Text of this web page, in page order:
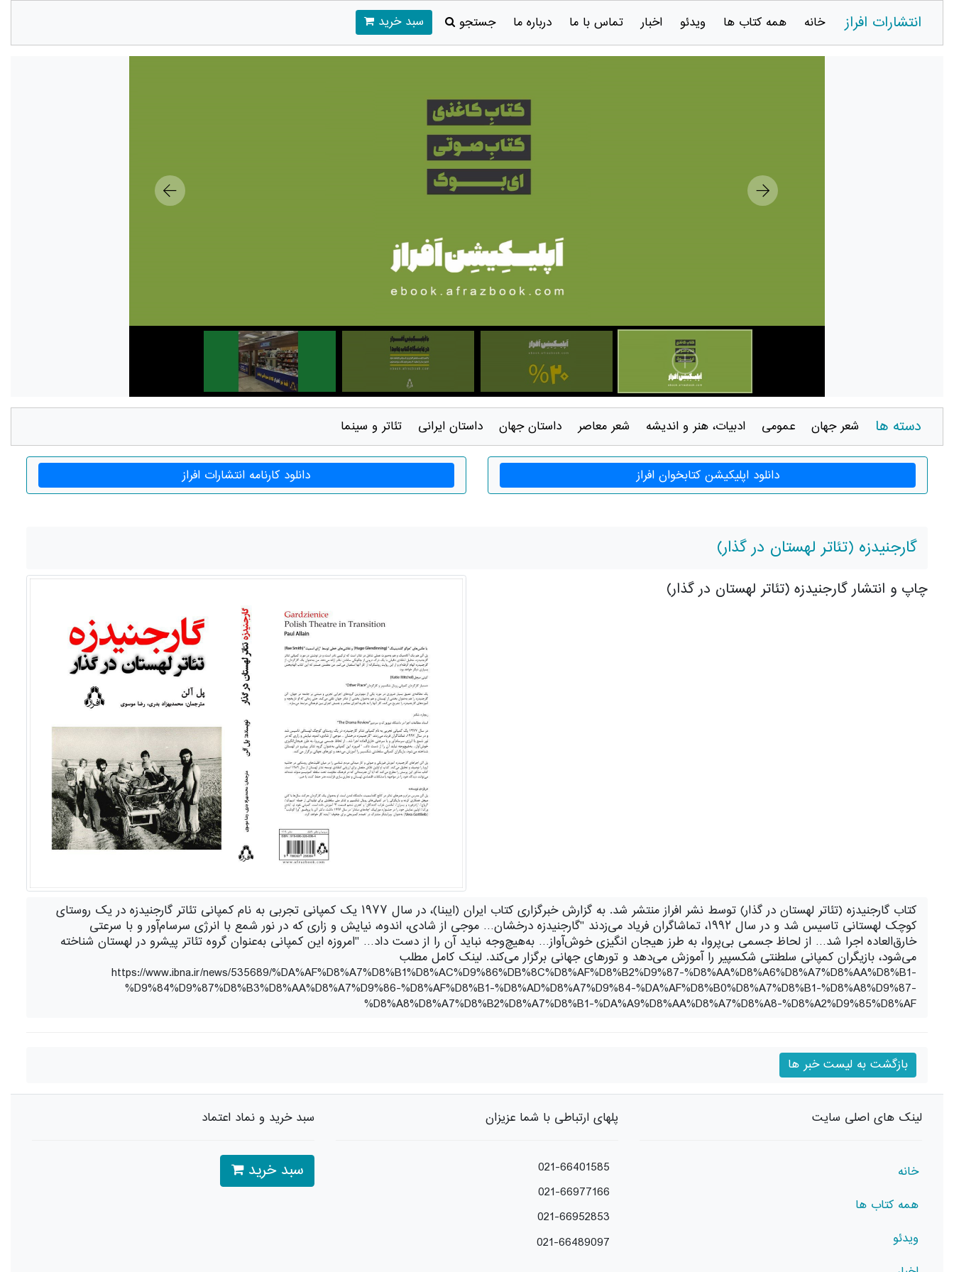
انتشارات افراز خانه همه کتاب ها ویدئو اخبار تماس با ما درباره ما جستجو سبد خرید
دسته ها شعر جهان عمومی ادبيات، هنر و انديشه شعر معاصر داستان جهان داستان ايرانی تئاتر و سينما
دانلود اپلیکیشن کتابخوان افراز دانلود کارنامه انتشارات افراز
گارجنیدزه (تئاتر لهستان در گذار)
چاپ و انتشار گارجنیدزه (تئاتر لهستان در گذار)
کتاب گارجنیدزه (تئاتر لهستان‌ در گذار) توسط نشر افراز منتشر شد. به گزارش خبرگزاری کتاب ایران (ایبنا)، در سال ۱۹۷۷ یک کمپانی تجربی به نام کمپانی تئاتر گارجنیدزه در یک روستای
کوچک لهستانی تاسیس شد و در سال ۱۹۹۲، تماشاگران فریاد می‌زدند "گارجنیدزه درخشان… موجی از شادی، اندوه، نیایش و زاری که در نور شمع با انرژی سرسام‌آور و با سرعتی
خارق‌العاده اجرا شد… از لحاظ جسمی بی‌پروا، به طرز هیجان انگیزی خوش‌آواز… به‌هیچ‌وجه نباید آن را از دست داد… "امروزه این کمپانی به‌عنوان گروه تئاتر پیشرو در لهستان شناخته
می‌شود، بازیگران کمپانی سلطنتی شکسپیر را آموزش می‌دهد و تورهای جهانی برگزار می‌کند. لینک کامل مطلب
https://www.ibna.ir/news/535689/%DA%AF%D8%A7%D8%B1%D8%AC%D9%86%DB%8C%D8%AF%D8%B2%D9%87-%D8%AA%D8%A6%D8%A7%D8%AA%D8%B1-
%D9%84%D9%87%D8%B3%D8%AA%D8%A7%D9%86-%D8%AF%D8%B1-%D8%AD%D8%A7%D9%84-%DA%AF%D8%B0%D8%A7%D8%B1-%D8%A8%D9%87-
%D8%A8%D8%A7%D8%B2%D8%A7%D8%B1-%DA%A9%D8%AA%D8%A7%D8%A8-%D8%A2%D9%85%D8%AF
بازگشت به لیست خبر ها
لینک های اصلی سایت
خانه
همه کتاب ها
ویدئو
پلهای ارتباطی با شما عزیزان
021-66401585
021-66977166
021-66952853
021-66489097
سبد خرید و نماد اعتماد
سبد خرید